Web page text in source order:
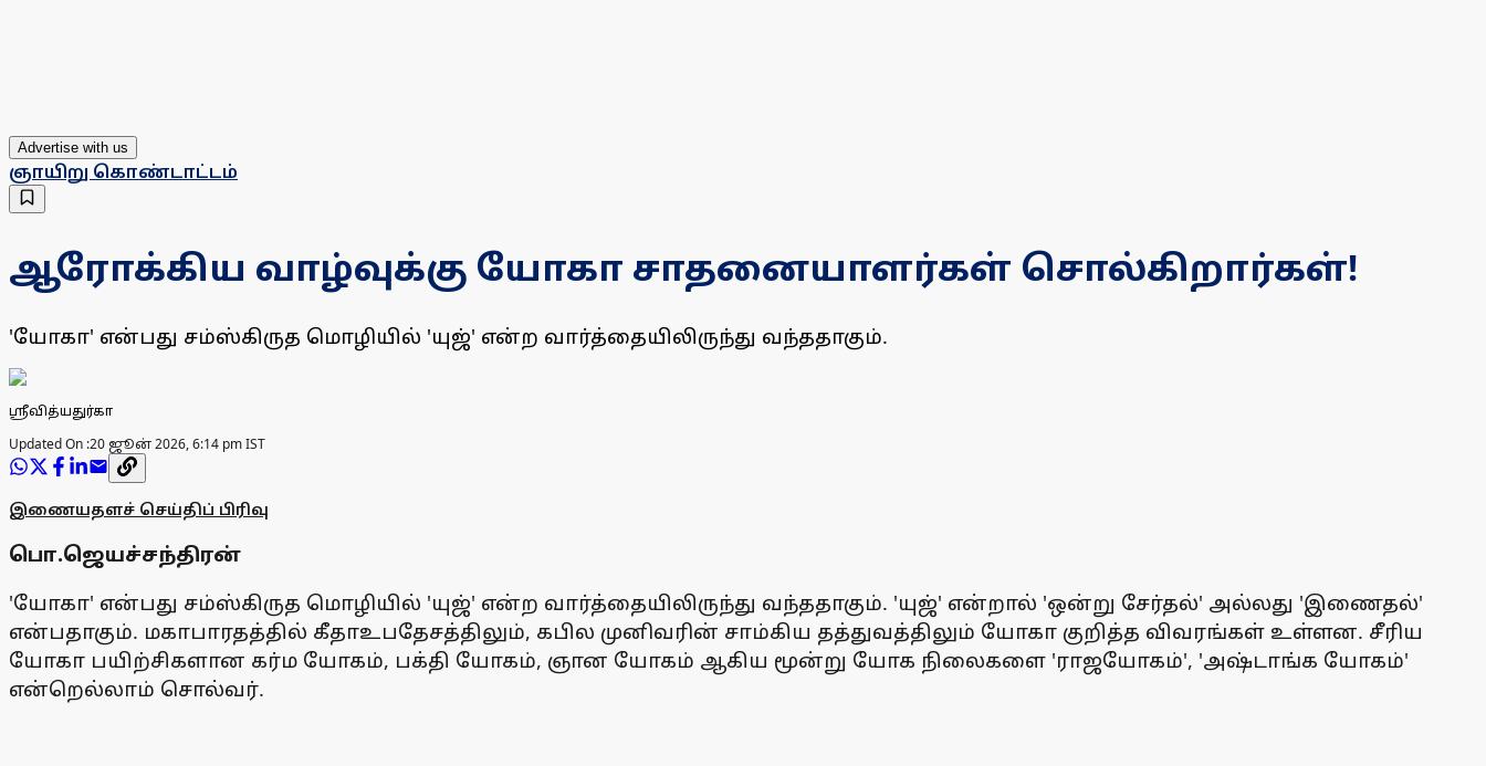
Advertise with us
ஞாயிறு கொண்டாட்டம்
ஆரோக்கிய வாழ்வுக்கு யோகா சாதனையாளர்கள் சொல்கிறார்கள்!
'யோகா' என்பது சம்ஸ்கிருத மொழியில் 'யுஜ்' என்ற வார்த்தையிலிருந்து வந்ததாகும்.
ஸ்ரீவித்யதுர்கா
Updated On :20 ஜூன் 2026, 6:14 pm IST
இணையதளச் செய்திப் பிரிவு
பொ.ஜெயச்சந்திரன்
'யோகா' என்பது சம்ஸ்கிருத மொழியில் 'யுஜ்' என்ற வார்த்தையிலிருந்து வந்ததாகும். 'யுஜ்' என்றால் 'ஒன்று சேர்தல்' அல்லது 'இணைதல்'
என்பதாகும். மகாபாரதத்தில் கீதாஉபதேசத்திலும், கபில முனிவரின் சாம்கிய தத்துவத்திலும் யோகா குறித்த விவரங்கள் உள்ளன. சீரிய
யோகா பயிற்சிகளான கர்ம யோகம், பக்தி யோகம், ஞான யோகம் ஆகிய மூன்று யோக நிலைகளை 'ராஜயோகம்', 'அஷ்டாங்க யோகம்'
என்றெல்லாம் சொல்வர்.